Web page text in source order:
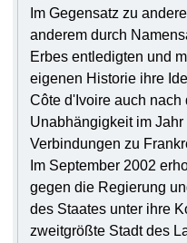
Im Gegensatz zu
anderem durch
Erbes entledigten und
eigenen Historie ihre
Côte d'Ivoire auch nach
Unabhängigkeit im
Verbindungen zu
Im September 2002
gegen die Regierung
des Staates unter ihre
zweitgrößte Stadt des